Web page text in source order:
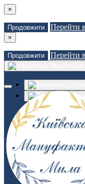
×
Продовжити Перейти
×
Продовжити Перейти
Russian
Закладки (0)
Порівняння
Зв'язатися з нами
Авторизація
Реєстрація